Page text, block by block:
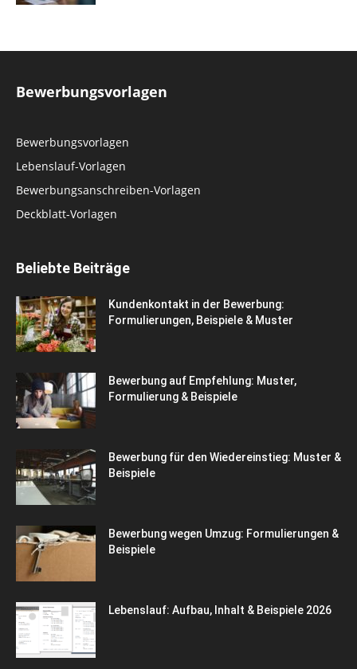
Bewerbungsvorlagen
Bewerbungsvorlagen
Lebenslauf-Vorlagen
Bewerbungsanschreiben-Vorlagen
Deckblatt-Vorlagen
Beliebte Beiträge
Kundenkontakt in der Bewerbung:
Formulierungen, Beispiele & Muster
Bewerbung auf Empfehlung: Muster,
Formulierung & Beispiele
Bewerbung für den Wiedereinstieg: Muster &
Beispiele
Bewerbung wegen Umzug: Formulierungen &
Beispiele
Lebenslauf: Aufbau, Inhalt & Beispiele 2026